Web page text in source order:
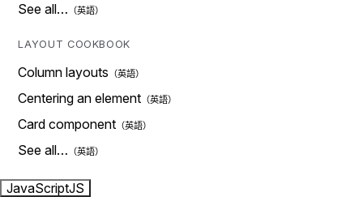
See all…
LAYOUT COOKBOOK
Column layouts
Centering an element
Card component
See all…
JavaScriptJS